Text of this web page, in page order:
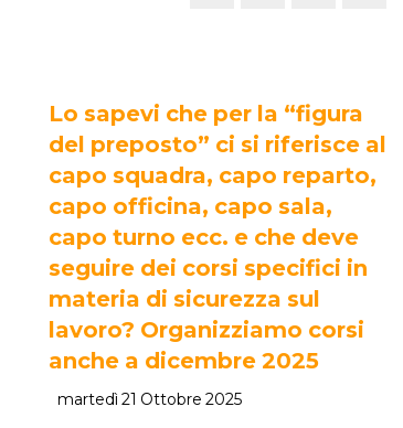
Lo sapevi che per la “figura
del preposto” ci si riferisce al
capo squadra, capo reparto,
capo officina, capo sala,
capo turno ecc. e che deve
seguire dei corsi specifici in
materia di sicurezza sul
lavoro? Organizziamo corsi
anche a dicembre 2025
martedì 21 Ottobre 2025